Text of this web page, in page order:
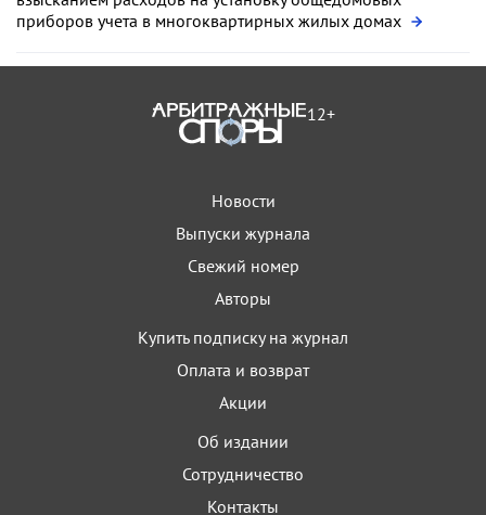
приборов учета в многоквартирных жилых домах
12+
Новости
Выпуски журнала
Свежий номер
Авторы
Купить подписку на журнал
Оплата и возврат
Акции
Об издании
Сотрудничество
Контакты